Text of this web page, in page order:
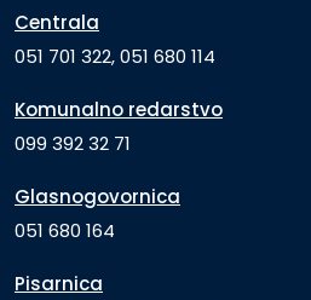
Centrala
051 701 322, 051 680 114
Komunalno redarstvo
099 392 32 71
Glasnogovornica
051 680 164
Pisarnica